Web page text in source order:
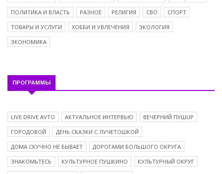
ПОЛИТИКА И ВЛАСТЬ
РАЗНОЕ РЕЛИГИЯ СВО
СПОРТ
ТОВАРЫ И УСЛУГИ
ХОББИ И УВЛЕЧЕНИЯ
ЭКОЛОГИЯ
ЭКОНОМИКА
ПРОГРАММЫ
LIVE DRIVE AVTO АКТУАЛЬНОЕ ИНТЕРВЬЮ
ВЕЧЕРНИЙ ПУШUP
ГОРОДОВОЙ
ДЕНЬ СКАЗКИ С ЛУЧЕТОШКОЙ
ДОМА СКУЧНО НЕ БЫВАЕТ
ДОРОГАМИ БОЛЬШОГО ОКРУГА
ЗНАКОМЬТЕСЬ
КУЛЬТУРНОЕ ПУШКИНО
КУЛЬТУРНЫЙ ОКРУГ